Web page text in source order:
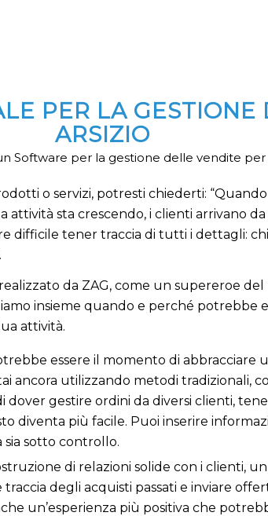
PER LA
ARSIZIO
Software per la gestione delle vendite per
o servizi, potresti chiederti:
attività sta crescendo, i clienti arrivano
difficile tener traccia di tutti i dettagli:
da ZAG, come un supereroe
insieme quando e perché potrebbe
attività.
essere il momento di abbracciare
ancora utilizzando metodi tradizionali,
gestire ordini da diversi clienti,
diventa più facile. Puoi inserire
sotto controllo.
di relazioni solide con i clienti,
degli acquisti passati e inviare
un’esperienza più positiva che